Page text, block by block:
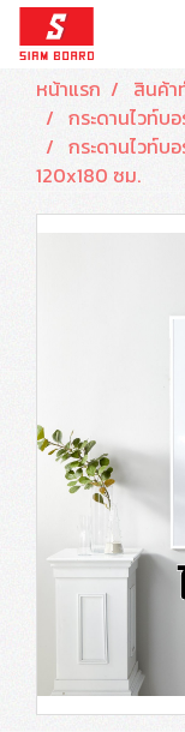
หน้าแรก สินค้
กระดานไวท์บ
กระดานไวท์บ
120x180 ซม.